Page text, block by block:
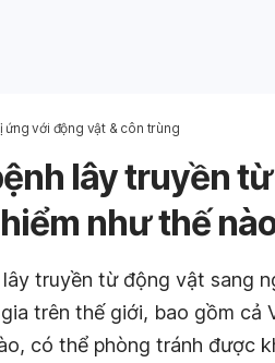
ứng với động vật & côn trùng
lây truyền
như thế
lây truyền từ động vật sang
trên thế giới, bao gồm cả
có thể phòng tránh được